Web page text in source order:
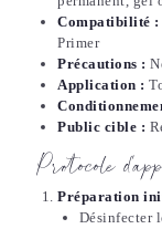
Compatibilité :
Primer
Précautions :
Application :
Public cible :
Protocole
Préparation
Désinfecter